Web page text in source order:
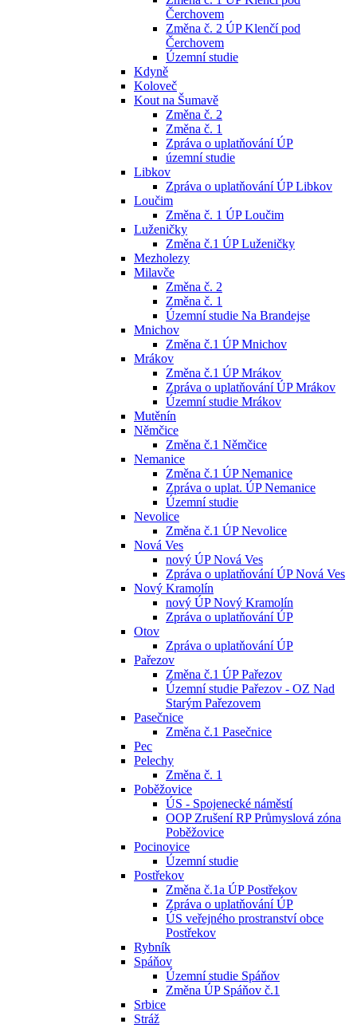
Čerchovem
Změna č. 2 ÚP Klenčí pod
Čerchovem
Územní studie
Kdyně
Koloveč
Kout na Šumavě
Změna č. 2
Změna č. 1
Zpráva o uplatňování ÚP
územní studie
Libkov
Zpráva o uplatňování ÚP Libkov
Loučim
Změna č. 1 ÚP Loučim
Luženičky
Změna č.1 ÚP Luženičky
Mezholezy
Milavče
Změna č. 2
Změna č. 1
Územní studie Na Brandejse
Mnichov
Změna č.1 ÚP Mnichov
Mrákov
Změna č.1 ÚP Mrákov
Zpráva o uplatňování ÚP Mrákov
Územní studie Mrákov
Mutěnín
Němčice
Změna č.1 Němčice
Nemanice
Změna č.1 ÚP Nemanice
Zpráva o uplat. ÚP Nemanice
Územní studie
Nevolice
Změna č.1 ÚP Nevolice
Nová Ves
nový ÚP Nová Ves
Zpráva o uplatňování ÚP Nová Ves
Nový Kramolín
nový ÚP Nový Kramolín
Zpráva o uplatňování ÚP
Otov
Zpráva o uplatňování ÚP
Pařezov
Změna č.1 ÚP Pařezov
Územní studie Pařezov - OZ Nad
Starým Pařezovem
Pasečnice
Změna č.1 Pasečnice
Pec
Pelechy
Změna č. 1
Poběžovice
ÚS - Spojenecké náměstí
OOP Zrušení RP Průmyslová zóna
Poběžovice
Pocinovice
Územní studie
Postřekov
Změna č.1a ÚP Postřekov
Zpráva o uplatňování ÚP
ÚS veřejného prostranství obce
Postřekov
Rybník
Spáňov
Územní studie Spáňov
Změna ÚP Spáňov č.1
Srbice
Stráž